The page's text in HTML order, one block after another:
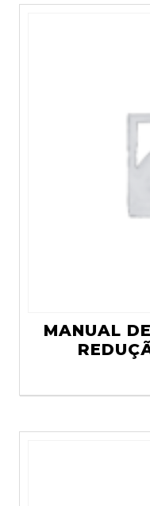
MANUAL